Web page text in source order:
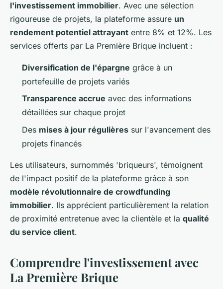
l'investissement immobilier. Avec une sélection
rigoureuse de projets, la plateforme assure un
rendement potentiel attrayant entre 8% et 12%. Les
services offerts par La Première Brique incluent :
Diversification de l'épargne grâce à un
portefeuille de projets variés
Transparence accrue avec des informations
détaillées sur chaque projet
Des mises à jour régulières sur l'avancement des
projets financés
Les utilisateurs, surnommés 'briqueurs', témoignent
de l'impact positif de la plateforme grâce à son
modèle révolutionnaire de crowdfunding
immobilier. Ils apprécient particulièrement la relation
de proximité entretenue avec la clientèle et la qualité
du service client.
Comprendre l'investissement avec
La Première Brique